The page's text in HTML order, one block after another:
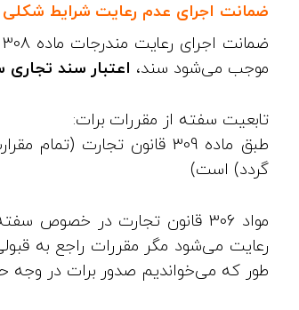
ضمانت اجرای عدم رعایت شرایط شکلی
موجب می‌شود سند، اعتبار سند
تابعیت سفته از مقررات برات:
طبق ماده 309 قانون تجارت
گردد) است)
مواد 306 قانون تجارت در
رعایت می‌شود مگر مقررات راجع به
طور که می‌خواندیم صدور برات در وجه